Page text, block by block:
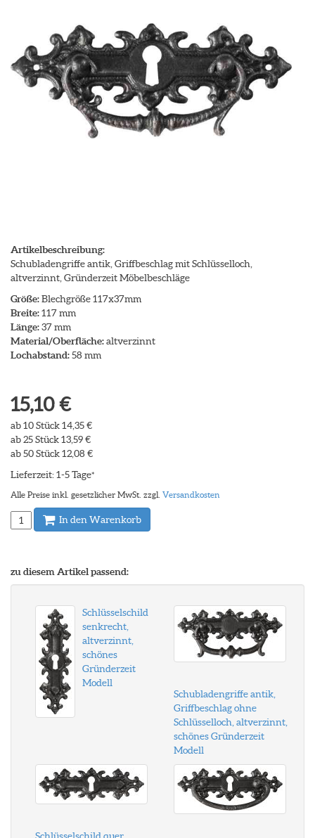
Artikelbeschreibung:
Schubladengriffe antik, Griffbeschlag mit Schlüsselloch,
altverzinnt, Gründerzeit Möbelbeschläge
Größe:Blechgröße 117x37mm
Breite:117 mm
Länge:37 mm
Material/Oberfläche:altverzinnt
Lochabstand:58 mm
15,10 €
ab 10 Stück 14,35 €
ab 25 Stück 13,59 €
ab 50 Stück 12,08 €
Lieferzeit: 1-5 Tage*
Alle Preise inkl. gesetzlicher MwSt. zzgl. Versandkosten
In den Warenkorb
zu diesem Artikel passend:
Schlüsselschild
senkrecht,
altverzinnt,
schönes
Gründerzeit
Modell
Schubladengriffe antik,
Griffbeschlag ohne
Schlüsselloch, altverzinnt,
schönes Gründerzeit
Modell